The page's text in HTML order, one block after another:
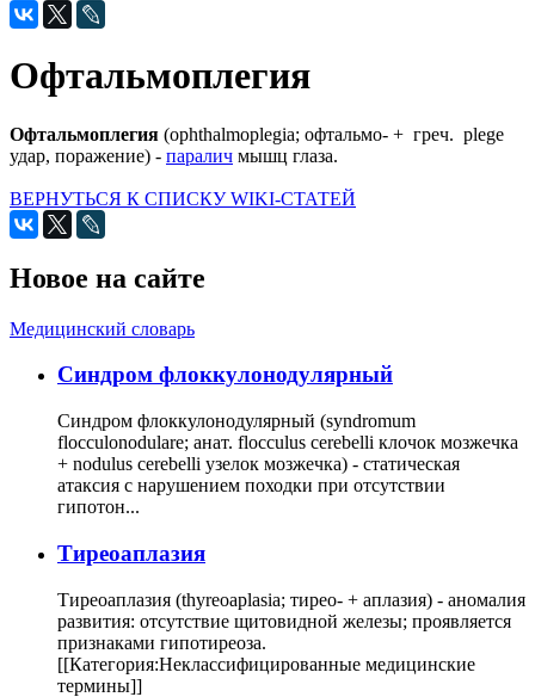
Офтальмоплегия
Офтальмоплегия (ophthalmoplegia; офтальмо- + греч. plege
удар, поражение) - паралич мышц глаза.
ВЕРНУТЬСЯ К СПИСКУ WIKI-СТАТЕЙ
Новое на сайте
Медицинский словарь
Cиндром флоккулонодулярный
Синдром флоккулонодулярный (syndromum
flocculonodulare; анат. flocculus cerebelli клочок мозжечка
+ nodulus cerebelli узелок мозжечка) - статическая
атаксия с нарушением походки при отсутствии
гипотон...
Тиреоаплазия
Тиреоаплазия (thyreoaplasia; тирео- + аплазия) - аномалия
развития: отсутствие щитовидной железы; проявляется
признаками гипотиреоза.
[[Категория:Неклассифицированные медицинские
термины]]